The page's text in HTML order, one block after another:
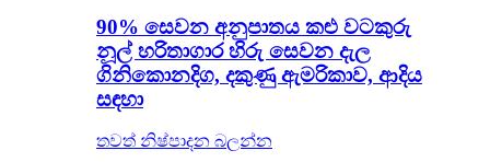
90% සෙවන අනුපාතය කළු වටකුරු
නූල් හරිතාගාර හිරු සෙවන දැල
ගිනිකොනදිග, දකුණු ඇමරිකාව, ආදිය
සඳහා
තවත් නිෂ්පාදන බලන්න